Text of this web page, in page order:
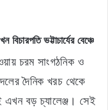
ভট্টাচার্যের বেঞ্চে
চরম সাংগঠনিক ও
দৈনিক খরচ থেকে
বড় চ্যালেঞ্জ। সেই